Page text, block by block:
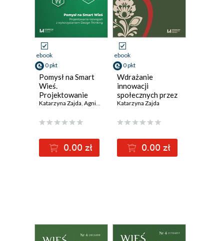
ebook
0 pkt
Pomysł na Smart
Wieś.
Projektowanie
rozwiązań z
Design Thinking
Katarzyna Zajda, Agnieszka Michalska-Żyła
0.00 zł
ebook
0 pkt
Wdrażanie
innowacji
społecznych przez
wiejskie
pozarządowe i
działania
Katarzyna Zajda
0.00 zł